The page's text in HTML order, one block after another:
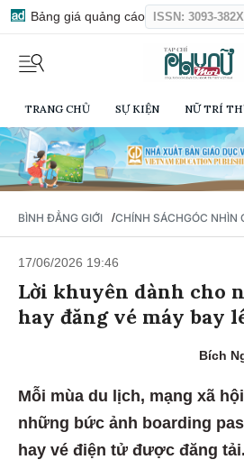
Bảng giá quảng cáo ISSN: 3093-382X
TRANG CHỦ SỰ KIỆN NỮ TRÍ
BÌNH ĐẲNG GIỚI /CHÍNH SÁCHGÓC NHÌN
17/06/2026 19:46
Lời khuyên dành cho
hay đăng vé máy bay
Bích
Mỗi mùa du lịch, mạng xã
những bức ảnh boarding
hay vé điện tử được đăng